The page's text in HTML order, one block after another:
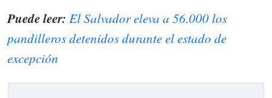
Puede leer: El Salvador eleva a 56.000 los
pandilleros detenidos durante el estado de
excepción